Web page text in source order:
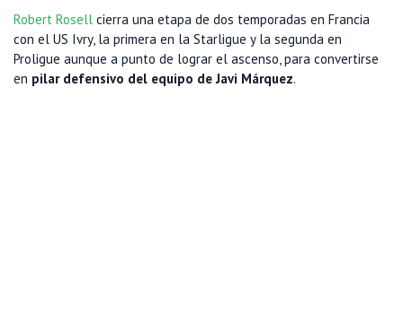
Robert Rosell cierra una etapa de dos temporadas en Francia
con el US Ivry, la primera en la Starligue y la segunda en
Proligue aunque a punto de lograr el ascenso, para convertirse
en pilar defensivo del equipo de Javi Márquez.